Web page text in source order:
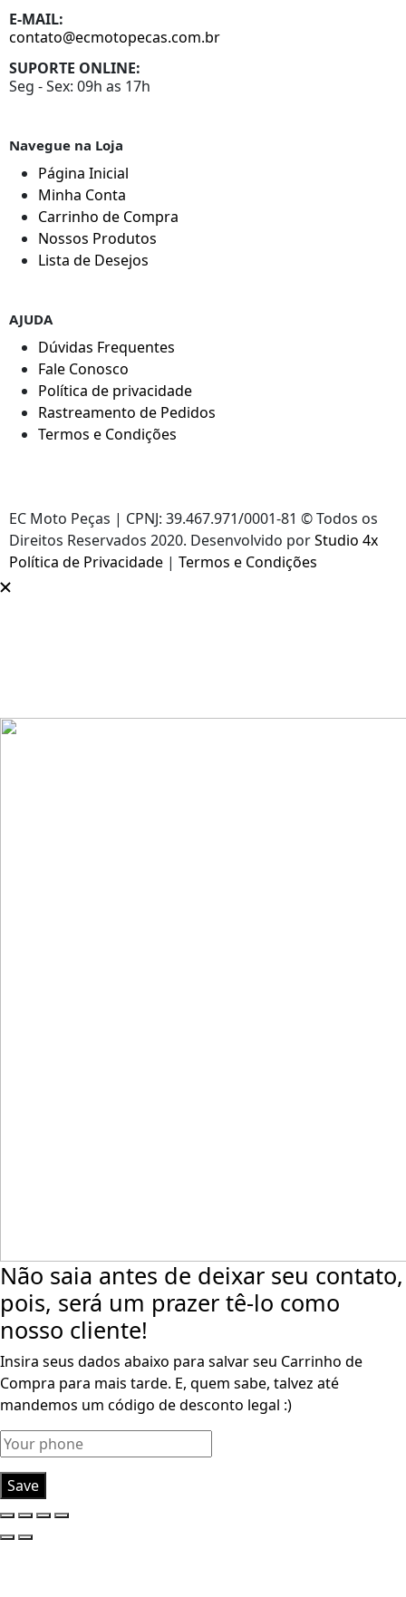
E-MAIL:
contato@ecmotopecas.com.br
SUPORTE ONLINE:
Seg - Sex: 09h as 17h
Navegue na Loja
Página Inicial
Minha Conta
Carrinho de Compra
Nossos Produtos
Lista de Desejos
AJUDA
Dúvidas Frequentes
Fale Conosco
Política de privacidade
Rastreamento de Pedidos
Termos e Condições
EC Moto Peças | CPNJ: 39.467.971/0001-81 © Todos os
Direitos Reservados 2020. Desenvolvido porStudio 4x
Política de Privacidade | Termos e Condições
Não saia antes de deixar seu contato,
pois, será um prazer tê-lo como
nosso cliente!
Insira seus dados abaixo para salvar seu Carrinho de
Compra para mais tarde. E, quem sabe, talvez até
mandemos um código de desconto legal :)
Save